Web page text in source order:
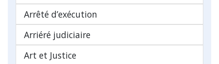
Arrêté d’exécution
Arriéré judiciaire
Art et Justice